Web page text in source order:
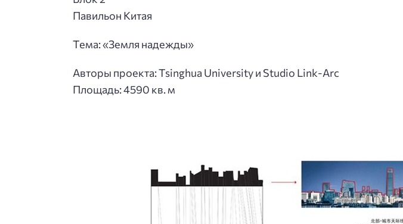
Павильон Китая
Тема: «Земля надежды»
Авторы проекта: Tsinghua University и Studio Link-Arc
Площадь: 4590 кв. м